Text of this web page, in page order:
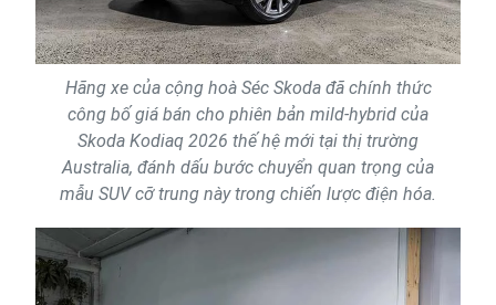
Hãng xe của cộng hoà Séc Skoda đã chính thức
công bố giá bán cho phiên bản mild-hybrid của
Skoda Kodiaq 2026 thế hệ mới tại thị trường
Australia, đánh dấu bước chuyển quan trọng của
mẫu SUV cỡ trung này trong chiến lược điện hóa.